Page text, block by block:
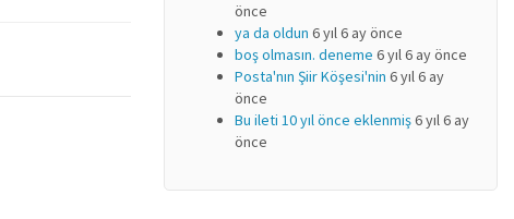
önce
ya da oldun 6 yıl 6 ay önce
boş olmasın. deneme 6 yıl 6 ay önce
Posta'nın Şiir Köşesi'nin 6 yıl 6 ay
önce
Bu ileti 10 yıl önce eklenmiş6 yıl 6 ay
önce